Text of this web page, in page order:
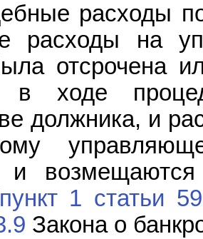
расходы
расходы на
отсрочена
в ходе
должника, и
и
1 статьи 59
Закона о